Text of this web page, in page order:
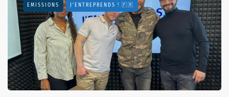
EMISSIONS J'ENTREPRENDS ! 🇫🇷